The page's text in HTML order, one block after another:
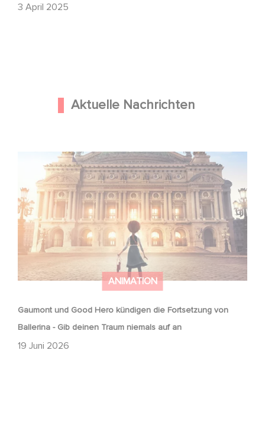
3 April 2025
Aktuelle Nachrichten
ANIMATION
Gaumont und Good Hero kündigen die Fortsetzung von
Ballerina - Gib deinen Traum niemals auf an
19 Juni 2026
Gaumont und Good Hero kündigen die Fortsetzung von
Ballerina - Gib deinen Traum niemals auf an